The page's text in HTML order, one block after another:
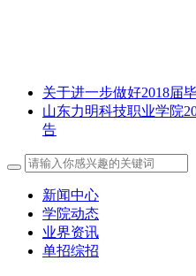
关于进一步做好2018届
山东力明科技职业学院
告
新闻中心
学院动态
业界资讯
单招综招